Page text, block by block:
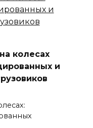
колесах
и